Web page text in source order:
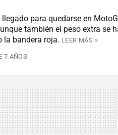
para quedarse en
también el peso extra se
la bandera roja. LEER MÁS »
7 AÑOS